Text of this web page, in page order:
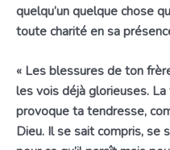
quelqu’un quelque chose
toute charité en sa
« Les blessures de ton
les vois déjà glorieuses.
provoque ta tendresse,
Dieu. Il se sait compris, se